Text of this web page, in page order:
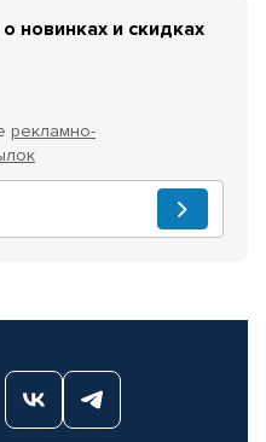
новинках и скидках
рекламно-